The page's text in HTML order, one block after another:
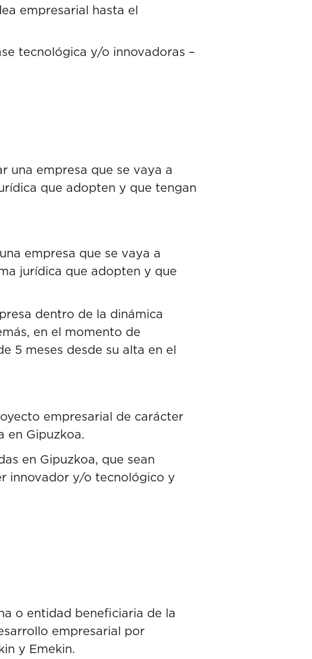
empresarial hasta el
tecnológica y/o innovadoras –
una empresa que se vaya a
que adopten y que tengan
empresa que se vaya a
jurídica que adopten y que
dentro de la dinámica
en el momento de
5 meses desde su alta en el
empresarial de carácter
en Gipuzkoa.
en Gipuzkoa, que sean
innovador y/o tecnológico y
o entidad beneficiaria de la
empresarial por
y Emekin.